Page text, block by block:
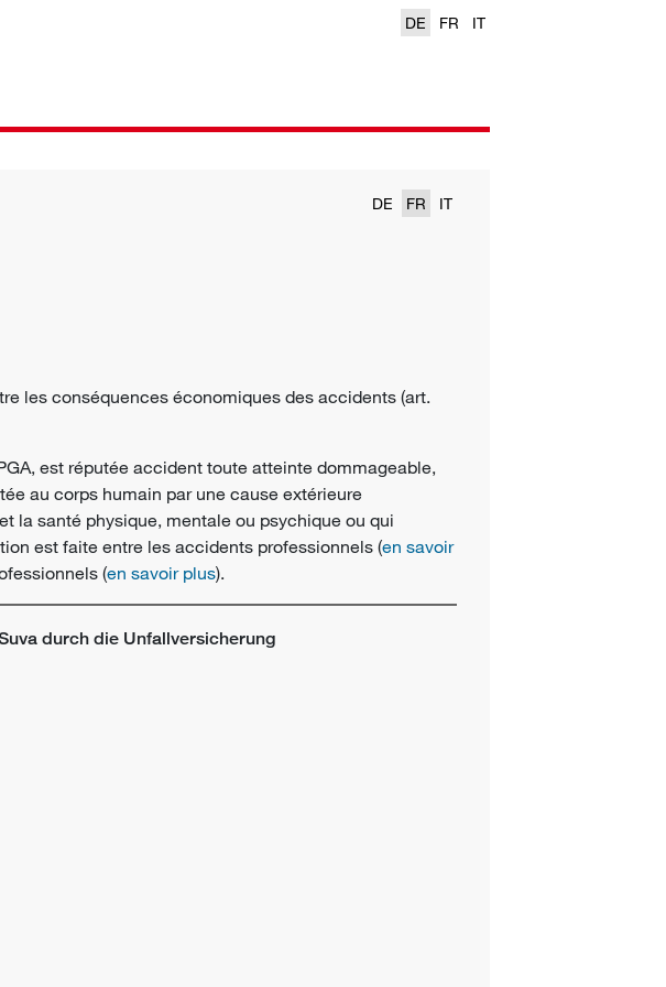
DE FR IT
DE FR IT
les conséquences économiques des accidents (art.
est réputée accident toute atteinte dommageable,
au corps humain par une cause extérieure
la santé physique, mentale ou psychique ou qui
est faite entre les accidents professionnels (en savoir
(en savoir plus).
durch die Unfallversicherung